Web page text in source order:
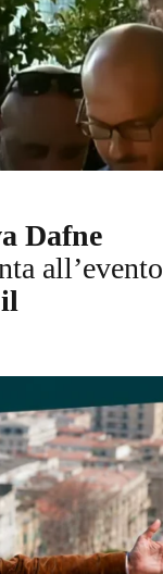
Dafne
all’evento